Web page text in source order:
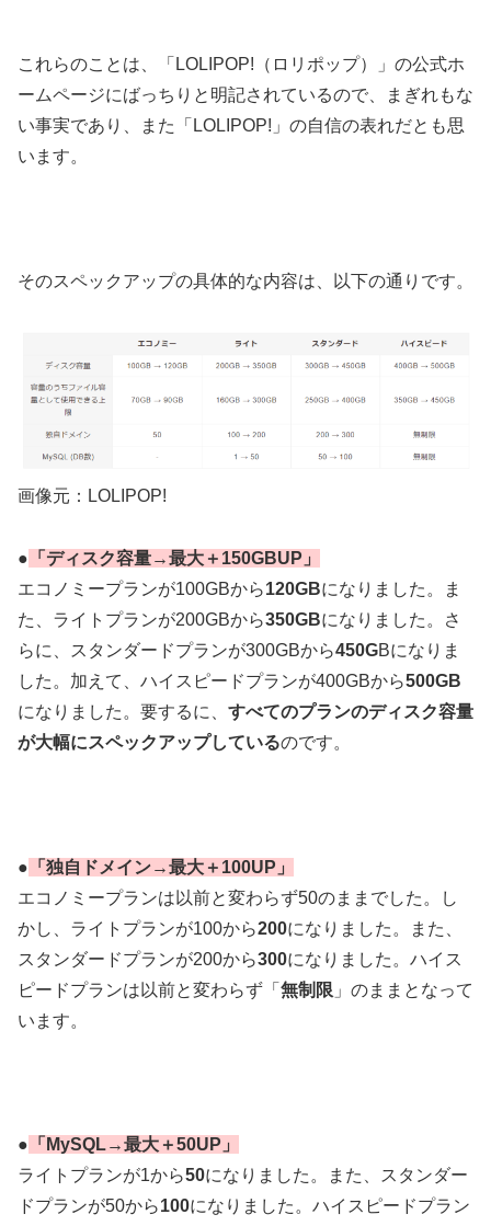
これらのことは、「LOLIPOP!（ロリポップ）」の公式ホ
ームページにばっちりと明記されているので、まぎれもな
い事実であり、また「LOLIPOP!」の自信の表れだとも思
います。
そのスペックアップの具体的な内容は、以下の通りです。
画像元：LOLIPOP!
● 「ディスク容量→最大＋150GBUP」
エコノミープランが100GBから120GBになりました。ま
た、ライトプランが200GBから350GBになりました。さ
らに、スタンダードプランが300GBから450GBになりま
した。加えて、ハイスピードプランが400GBから500GB
になりました。要するに、 すべてのプランのディスク容量
が大幅にスペックアップしているのです。
● 「独自ドメイン→最大＋100UP」
エコノミープランは以前と変わらず50のままでした。し
かし、ライトプランが100から200になりました。また、
スタンダードプランが200から300になりました。ハイス
ピードプランは以前と変わらず「 無制限 」のままとなって
います。
● 「MySQL→最大＋50UP」
ライトプランが1から50になりました。また、スタンダー
ドプランが50から100になりました。ハイスピードプラン